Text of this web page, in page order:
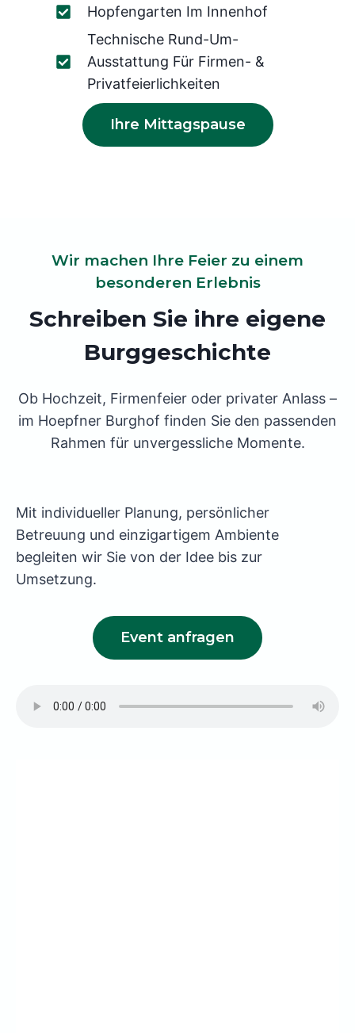
Hopfengarten Im Innenhof
Technische Rund-Um-
Ausstattung Für Firmen- &
Privatfeierlichkeiten
Ihre Mittagspause
Wir machen Ihre Feier zu einem
besonderen Erlebnis
Schreiben Sie ihre eigene
Burggeschichte
Ob Hochzeit, Firmenfeier oder privater Anlass –
im Hoepfner Burghof finden Sie den passenden
Rahmen für unvergessliche Momente.
Mit individueller Planung, persönlicher
Betreuung und einzigartigem Ambiente
begleiten wir Sie von der Idee bis zur
Umsetzung.
Event anfragen